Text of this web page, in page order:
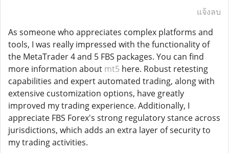
แจ้งลบ
As someone who appreciates complex platforms and
tools, I was really impressed with the functionality of
the MetaTrader 4 and 5 FBS packages. You can find
more information about mt5 here. Robust retesting
capabilities and expert automated trading, along with
extensive customization options, have greatly
improved my trading experience. Additionally, I
appreciate FBS Forex's strong regulatory stance across
jurisdictions, which adds an extra layer of security to
my trading activities.